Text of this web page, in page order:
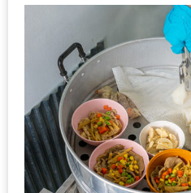
ANNA
FARM
ที่
เอาชนะ
ใจ
กรรมการ
จาก